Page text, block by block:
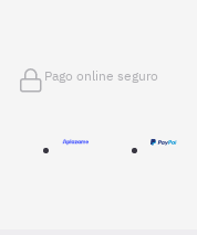
Pago online seguro